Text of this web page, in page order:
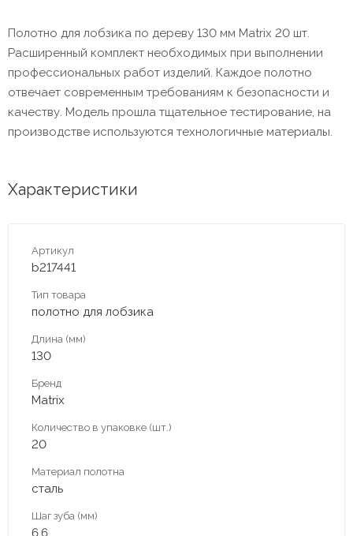
Полотно для лобзика по дереву 130 мм Matrix 20 шт.
Расширенный комплект необходимых при выполнении
профессиональных работ изделий. Каждое полотно
отвечает современным требованиям к безопасности и
качеству. Модель прошла тщательное тестирование, на
производстве используются технологичные материалы.
Характеристики
Артикул
b217441
Тип товара
полотно для лобзика
Длина (мм)
130
Бренд
Matrix
Количество в упаковке (шт.)
20
Материал полотна
сталь
Шаг зуба (мм)
6,6